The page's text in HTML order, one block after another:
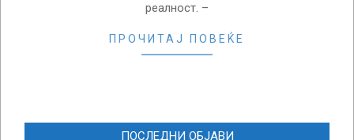
реалност. –
ПРОЧИТАЈ ПОВЕЌЕ
ПОСЛЕДНИ ОБЈАВИ